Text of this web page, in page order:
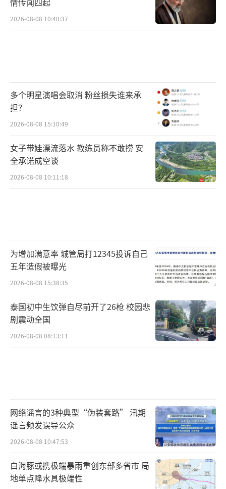
2026-08-08 10:40:37
多个明星演唱会取消 粉丝损失谁来承
担？
2026-08-08 15:10:49
女子带娃漂流落水 教练员称不敢捞 安
全承诺成空谈
2026-08-08 10:11:18
为增加满意率 城管局打12345投诉自己
五年造假被曝光
2026-08-08 15:38:35
泰国初中生饮弹自尽前开了26枪 校园悲
剧震动全国
2026-08-08 08:13:11
网络谣言的3种典型“伪装套路” 汛期
谣言频发误导公众
2026-08-08 10:47:53
白海豚或携极端暴雨重创东部多省市 局
地单点降水具极端性